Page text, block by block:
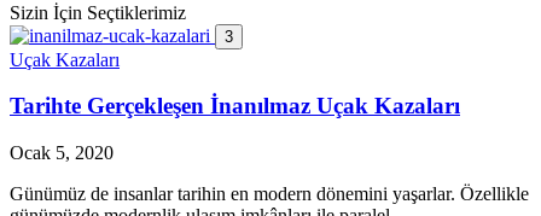
Sizin İçin Seçtiklerimiz
3
Uçak Kazaları
Tarihte Gerçekleşen İnanılmaz Uçak Kazaları
Ocak 5, 2020
Günümüz de insanlar tarihin en modern dönemini yaşarlar. Özellikle